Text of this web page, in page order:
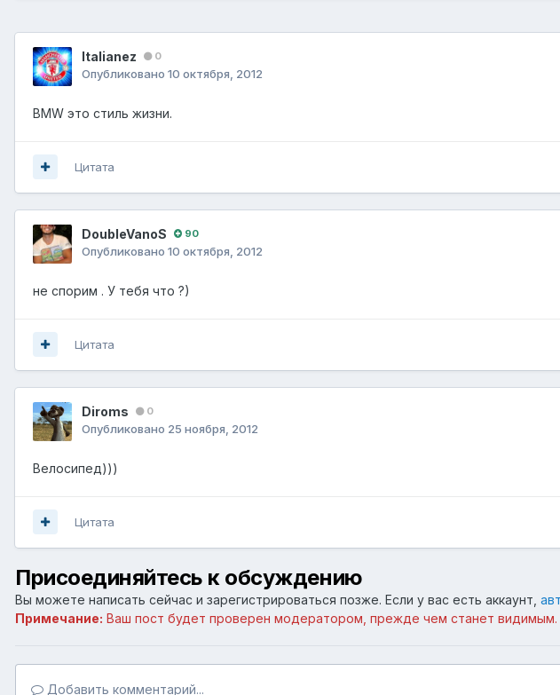
Italianez 0
Опубликовано 10 октября, 2012
BMW это стиль жизни.
Цитата
DoubleVanoS 90
Опубликовано 10 октября, 2012
не спорим . У тебя что ?)
Цитата
Diroms 0
Опубликовано 25 ноября, 2012
Велосипед)))
Цитата
Присоединяйтесь к обсуждению
Вы можете написать сейчас и зарегистрироваться позже. Если у вас есть аккаунт,
Примечание: Ваш пост будет проверен модератором, прежде чем станет видимым.
Добавить комментарий...